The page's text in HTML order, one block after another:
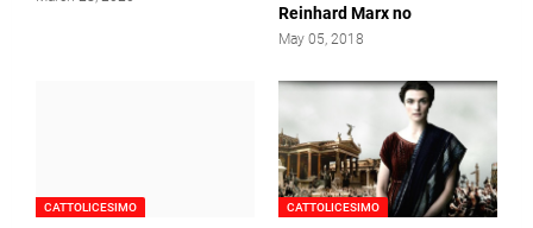
Reinhard Marx no
May 05, 2018
CATTOLICESIMO CATTOLICESIMO